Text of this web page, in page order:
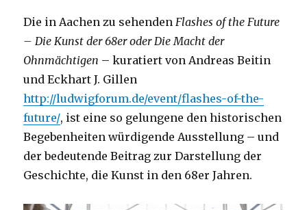
Die in Aachen zu sehenden Flashes of the Future
– Die Kunst der 68er oder Die Macht der
Ohnmächtigen – kuratiert von Andreas Beitin
und Eckhart J. Gillen
http://ludwigforum.de/event/flashes-of-the-
future/, ist eine so gelungene den historischen
Begebenheiten würdigende Ausstellung – und
der bedeutende Beitrag zur Darstellung der
Geschichte, die Kunst in den 68er Jahren.